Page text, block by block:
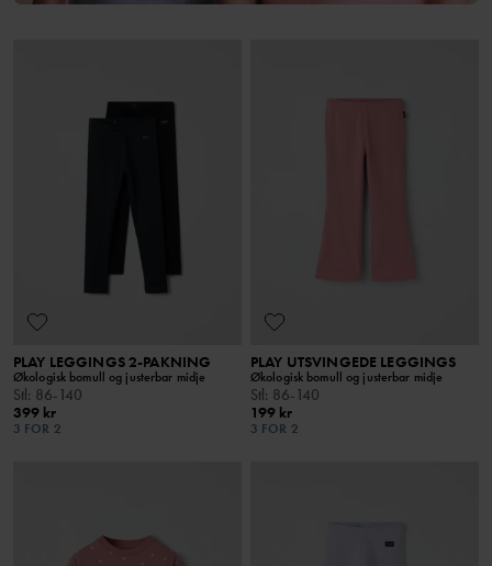
PLAY LEGGINGS 2-PAKNING
Økologisk bomull og justerbar midje
Stl: 86-140
399 kr
3 FOR 2
PLAY UTSVINGEDE LEGGINGS
Økologisk bomull og justerbar midje
Stl: 86-140
199 kr
3 FOR 2